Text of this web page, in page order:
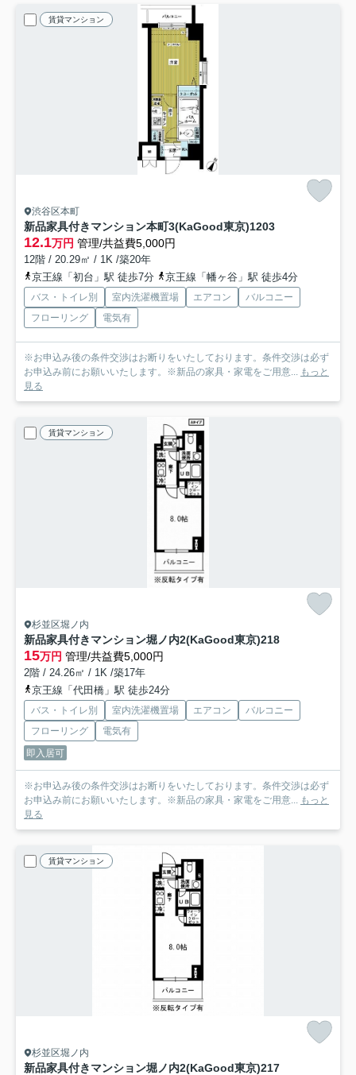
賃貸マンション
渋谷区本町
新品家具付きマンション本町3(KaGood東京)1203
12.1万円 管理/共益費5,000円
12階 / 20.29㎡ / 1K /築20年
京王線「初台」駅 徒歩7分
京王線「幡ヶ谷」駅 徒歩4分
バス・トイレ別 室内洗濯機置場 エアコン
バルコニー
フローリング
電気有
※お申込み後の条件交渉はお断りをいたしております。条件交渉は必ず
お申込み前にお願いいたします。※新品の家具・家電をご用意... もっと
見る
賃貸マンション
杉並区堀ノ内
新品家具付きマンション堀ノ内2(KaGood東京)218
15万円 管理/共益費5,000円
2階 / 24.26㎡ / 1K /築17年
京王線「代田橋」駅 徒歩24分
バス・トイレ別 室内洗濯機置場 エアコン
バルコニー
フローリング
電気有
即入居可
※お申込み後の条件交渉はお断りをいたしております。条件交渉は必ず
お申込み前にお願いいたします。※新品の家具・家電をご用意... もっと
見る
賃貸マンション
杉並区堀ノ内
新品家具付きマンション堀ノ内2(KaGood東京)217